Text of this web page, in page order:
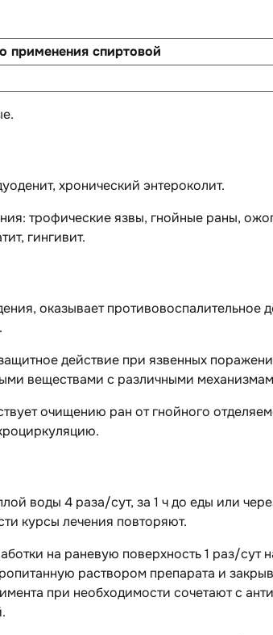
применения спиртовой
хронический энтероколит.
трофические язвы, гнойные раны,
гингивит.
оказывает противовоспалительное
действие при язвенных
веществами с различными
очищению ран от гнойного
воды 4 раза/сут, за 1 ч до еды или
курсы лечения повторяют.
на раневую поверхность 1 раз/сут
раствором препарата и
при необходимости сочетают с